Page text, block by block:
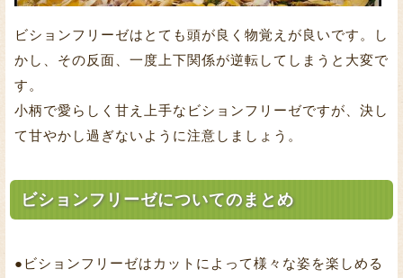
ビションフリーゼはとても頭が良く物覚えが良いです。し
かし、その反面、一度上下関係が逆転してしまうと大変で
す。
小柄で愛らしく甘え上手なビションフリーゼですが、決し
て甘やかし過ぎないように注意しましょう。
ビションフリーゼについてのまとめ
●ビションフリーゼはカットによって様々な姿を楽しめる